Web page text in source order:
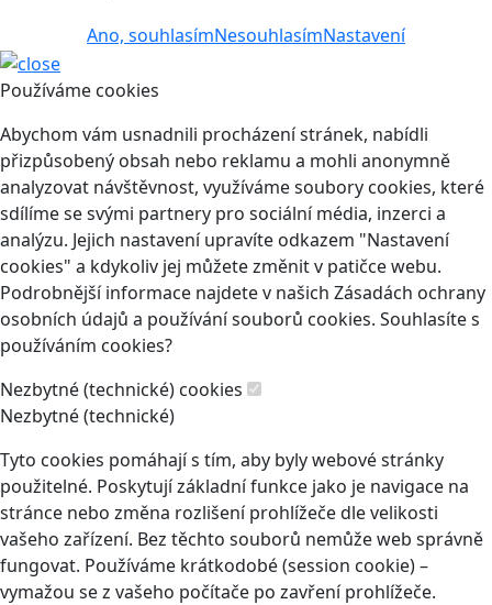
Ano, souhlasímNesouhlasímNastavení
Používáme cookies
Abychom vám usnadnili procházení stránek, nabídli
přizpůsobený obsah nebo reklamu a mohli anonymně
analyzovat návštěvnost, využíváme soubory cookies, které
sdílíme se svými partnery pro sociální média, inzerci a
analýzu. Jejich nastavení upravíte odkazem "Nastavení
cookies" a kdykoliv jej můžete změnit v patičce webu.
Podrobnější informace najdete v našich Zásadách ochrany
osobních údajů a používání souborů cookies. Souhlasíte s
používáním cookies?
Nezbytné (technické) cookies
Nezbytné (technické)
Tyto cookies pomáhají s tím, aby byly webové stránky
použitelné. Poskytují základní funkce jako je navigace na
stránce nebo změna rozlišení prohlížeče dle velikosti
vašeho zařízení. Bez těchto souborů nemůže web správně
fungovat. Používáme krátkodobé (session cookie) –
vymažou se z vašeho počítače po zavření prohlížeče.